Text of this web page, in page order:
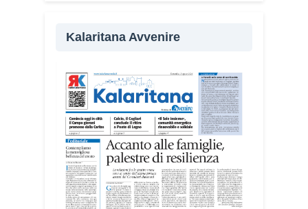
e volontariato, affrontando temi come
dialogo nel Mediterraneo», spiega
Michela Campus, dell’équipe
organizzativa.
I giovani sono impegnati in diverse
realtà del territorio, dall’assistenza agli
anziani e alle persone con disabilità
nelle attività dell’OAMI al supporto nei
centri di accoglienza per migranti, dove
Kalaritana Avvenire